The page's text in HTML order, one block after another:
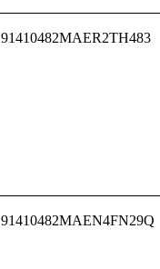
91410482MAER2TH483
91410482MAEN4FN29Q